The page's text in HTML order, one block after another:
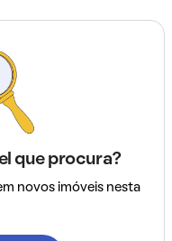
que procura?
novos imóveis nesta